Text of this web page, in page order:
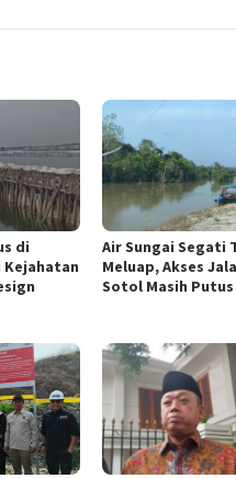
di
Kejahatan
Air Sungai Segati
Meluap, Akses
Sotol Masih Putus